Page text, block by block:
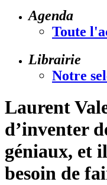
Agenda
Toute
Librairie
Notre
Laurent
d’inventer
géniaux, et
besoin de